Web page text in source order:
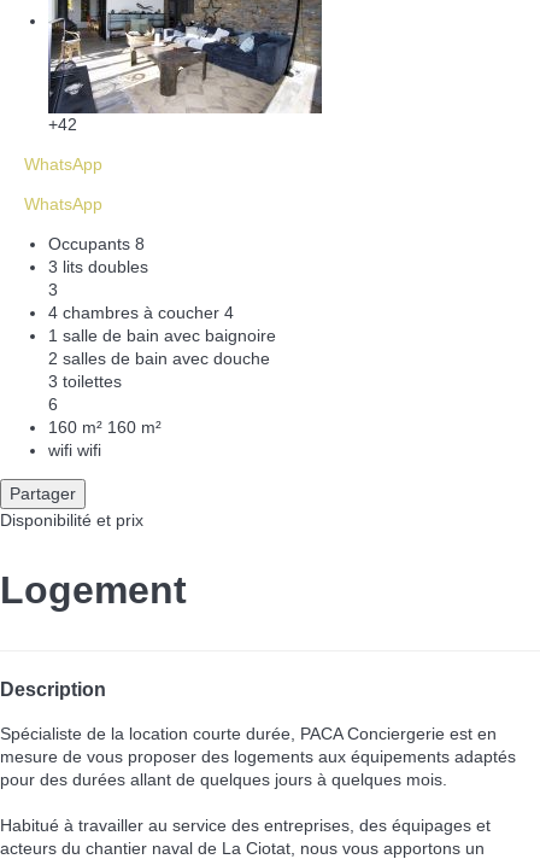
+42
WhatsApp
WhatsApp
Occupants 8
3 lits doubles
3
4 chambres à coucher 4
1 salle de bain avec baignoire
2 salles de bain avec douche
3 toilettes
6
160 m² 160 m²
wifi wifi
Partager
Disponibilité et prix
Logement
Description
Spécialiste de la location courte durée, PACA Conciergerie est en
mesure de vous proposer des logements aux équipements adaptés
pour des durées allant de quelques jours à quelques mois.
Habitué à travailler au service des entreprises, des équipages et
acteurs du chantier naval de La Ciotat, nous vous apportons un